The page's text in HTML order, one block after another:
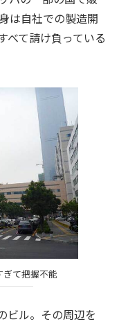
は自社での製造開
べて請け負っている
ぎて把握不能
ビル。その周辺を